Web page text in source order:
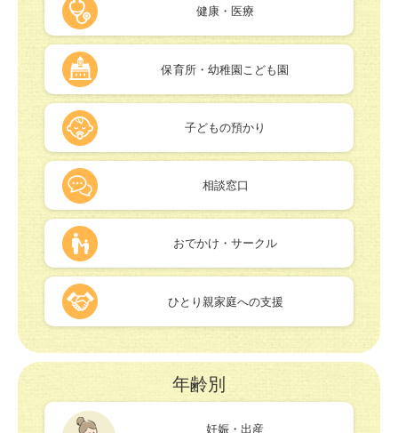
健康・医療
保育所・幼稚園こども園
子どもの預かり
相談窓口
おでかけ・サークル
ひとり親家庭への支援
年齢別
妊娠・出産